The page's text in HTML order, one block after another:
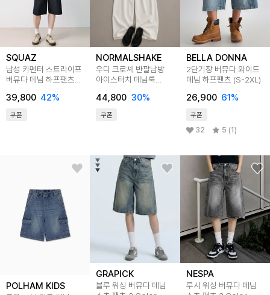
SQUAZ
남성 카펜터 스트라이프
버뮤다 데님 하프팬츠
39,800 42%
쿠폰
NORMALSHAKE
우디 크로셰 반팔남방
아이스터치 데님룩
44,800 30%
쿠폰
BELLA DONNA
2단기장 버뮤다 와이드
데님 하프팬츠 (S-2XL)
26,900 61%
쿠폰
32 5 (1)
POLHAM KIDS
GRAPICK
블루 워싱 버뮤다 데님
NESPA
루시 워싱 버뮤다 데님